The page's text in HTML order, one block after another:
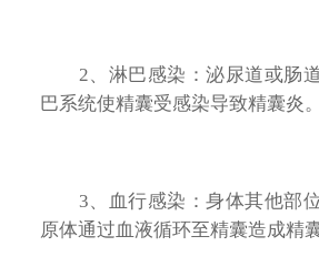
2、淋巴感染：泌尿道或肠道
巴系统使精囊受感染导致精囊炎。
3、血行感染：身体其他部位
原体通过血液循环至精囊造成精